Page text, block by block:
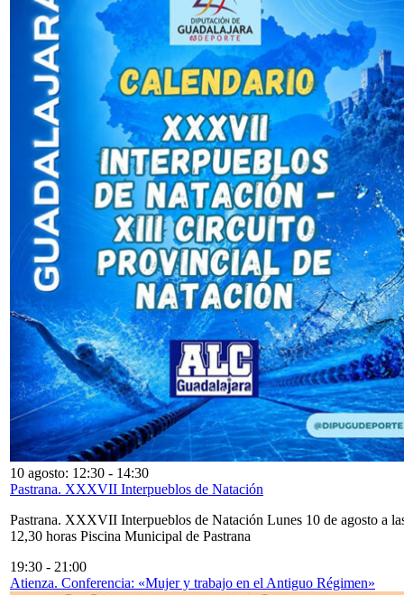
10 agosto: 12:30 - 14:30
Pastrana. XXXVII Interpueblos de Natación
Pastrana. XXXVII Interpueblos de Natación Lunes 10 de agosto a
12,30 horas Piscina Municipal de Pastrana
19:30 - 21:00
Atienza. Conferencia: «Mujer y trabajo en el Antiguo Régimen»